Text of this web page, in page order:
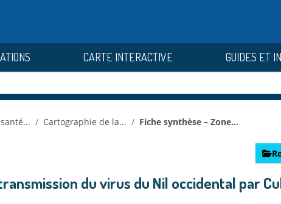
CARTE INTERACTIVE GUIDES ET
Cartographie de la... Fiche synthèse – Zone...
du virus du Nil occidental par